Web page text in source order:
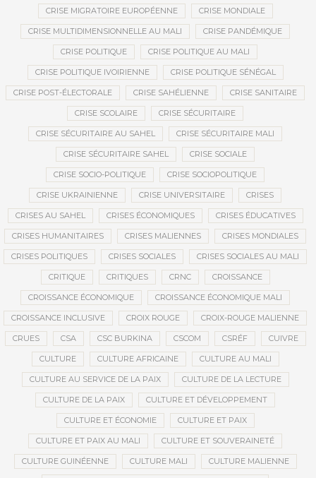
CRISE MIGRATOIRE EUROPÉENNE CRISE MONDIALE
CRISE MULTIDIMENSIONNELLE AU MALI CRISE PANDÉMIQUE
CRISE POLITIQUE CRISE POLITIQUE AU MALI
CRISE POLITIQUE IVOIRIENNE CRISE POLITIQUE SÉNÉGAL
CRISE POST-ÉLECTORALE CRISE SAHÉLIENNE CRISE SANITAIRE
CRISE SCOLAIRE CRISE SÉCURITAIRE
CRISE SÉCURITAIRE AU SAHEL CRISE SÉCURITAIRE MALI
CRISE SÉCURITAIRE SAHEL CRISE SOCIALE
CRISE SOCIO-POLITIQUE CRISE SOCIOPOLITIQUE
CRISE UKRAINIENNE CRISE UNIVERSITAIRE CRISES
CRISES AU SAHEL CRISES ÉCONOMIQUES CRISES ÉDUCATIVES
CRISES HUMANITAIRES CRISES MALIENNES CRISES MONDIALES
CRISES POLITIQUES CRISES SOCIALES CRISES SOCIALES AU MALI
CRITIQUE CRITIQUES CRNC CROISSANCE
CROISSANCE ÉCONOMIQUE CROISSANCE ÉCONOMIQUE MALI
CROISSANCE INCLUSIVE CROIX ROUGE CROIX-ROUGE MALIENNE
CRUES CSA CSC BURKINA CSCOM CSRÉF CUIVRE
CULTURE CULTURE AFRICAINE CULTURE AU MALI
CULTURE AU SERVICE DE LA PAIX CULTURE DE LA LECTURE
CULTURE DE LA PAIX CULTURE ET DÉVELOPPEMENT
CULTURE ET ÉCONOMIE CULTURE ET PAIX
CULTURE ET PAIX AU MALI CULTURE ET SOUVERAINETÉ
CULTURE GUINÉENNE CULTURE MALI CULTURE MALIENNE